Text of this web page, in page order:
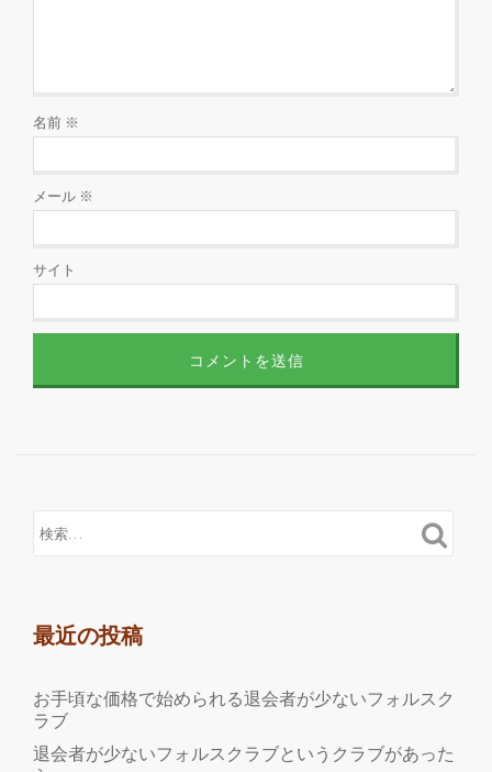
名前 ※
メール ※
サイト
最近の投稿
お手頃な価格で始められる退会者が少ないフォルスク
ラブ
退会者が少ないフォルスクラブというクラブがあった